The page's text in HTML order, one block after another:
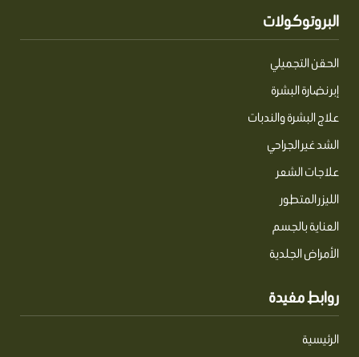
البروتوكولات
الحقن التجميلي
إبر نضارة البشرة
علاج البشرة والندبات
الشد غير الجراحي
علاجات الشعر
الليزر المتطور
العناية بالجسم
الأمراض الجلدية
روابط مفيدة
الرئيسية